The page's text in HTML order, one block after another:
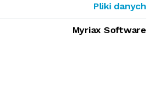
Pliki danych
Myriax Software